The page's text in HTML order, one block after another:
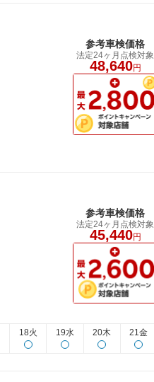
参考車検価格
法定24ヶ月点検対象
48,640円
参考車検価格
法定24ヶ月点検対象
45,440円
18火 19水 20木 21金